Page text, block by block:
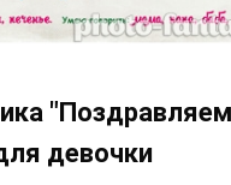
девочки